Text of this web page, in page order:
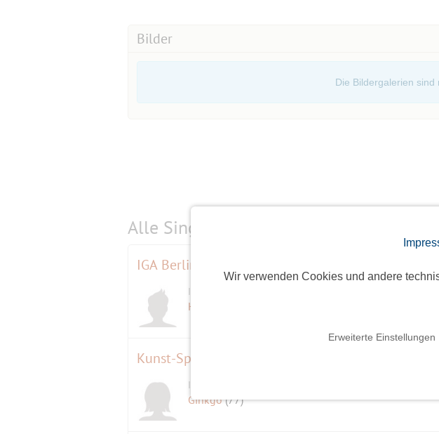
Wir verwenden Cookies und andere
Erweiterte Einstellungen
Bilder
Die Bildergalerien
Alle Single-Events am
IGA Berlin zum halben Preis - „Hallo Nachbarn-
Initiator
Henry
Kunst-Spaziergang
Initiatorin
Ginkgo(77)